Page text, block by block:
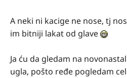
A neki ni kacige ne nose, tj
im bitniji lakat od glave
Ja ću da gledam na
ugla, pošto ređe pogledam